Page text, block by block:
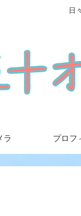
日
ラ プロフ